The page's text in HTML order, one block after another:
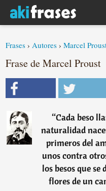
Frases ›Autores ›Marcel
Frase de Marcel Proust
“Cada beso
naturalidad
primeros del
unos contra
los besos que
flores de un